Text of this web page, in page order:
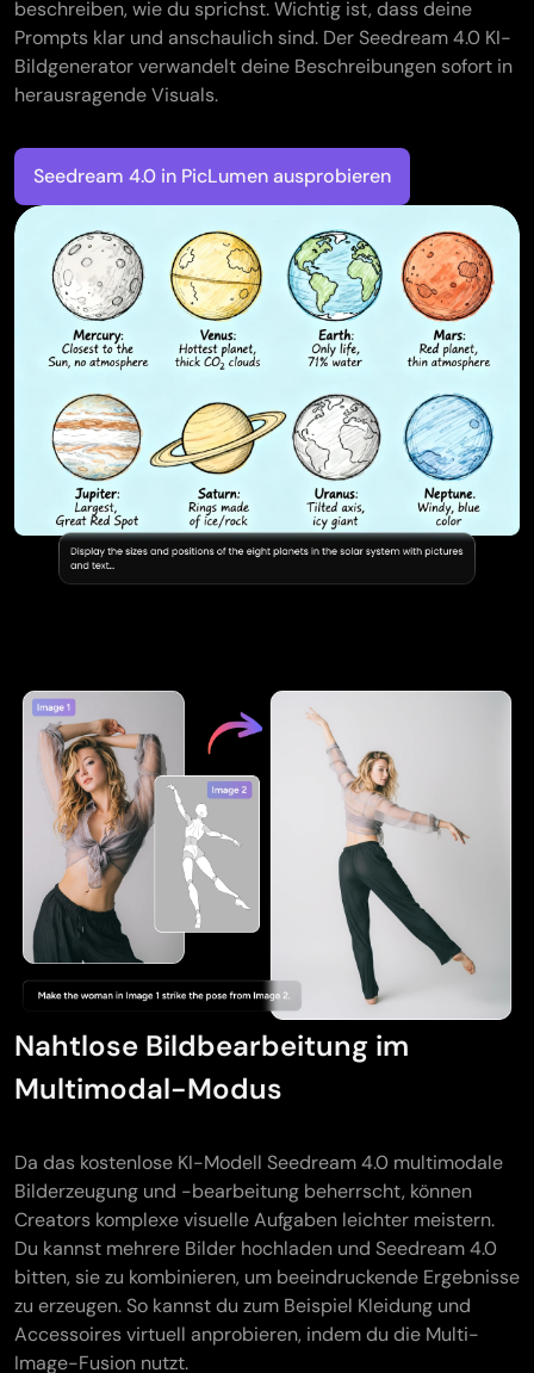
beschreiben, wie du sprichst. Wichtig ist, dass deine
Prompts klar und anschaulich sind. Der Seedream 4.0 KI-
Bildgenerator verwandelt deine Beschreibungen sofort in
herausragende Visuals.
Seedream 4.0 in PicLumen ausprobieren
Nahtlose Bildbearbeitung im
Multimodal-Modus
Da das kostenlose KI-Modell Seedream 4.0 multimodale
Bilderzeugung und -bearbeitung beherrscht, können
Creators komplexe visuelle Aufgaben leichter meistern.
Du kannst mehrere Bilder hochladen und Seedream 4.0
bitten, sie zu kombinieren, um beeindruckende Ergebnisse
zu erzeugen. So kannst du zum Beispiel Kleidung und
Accessoires virtuell anprobieren, indem du die Multi-
Image-Fusion nutzt.